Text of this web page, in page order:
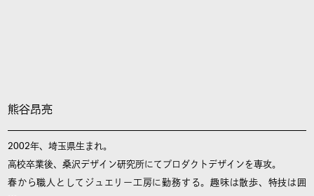
熊谷昂亮
2002年、埼玉県生まれ。
高校卒業後、桑沢デザイン研究所にてプロダクトデザインを専攻。
春から職人としてジュエリー工房に勤務する。趣味は散歩、特技は囲